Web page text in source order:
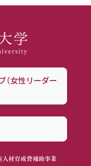
（女性リーダー